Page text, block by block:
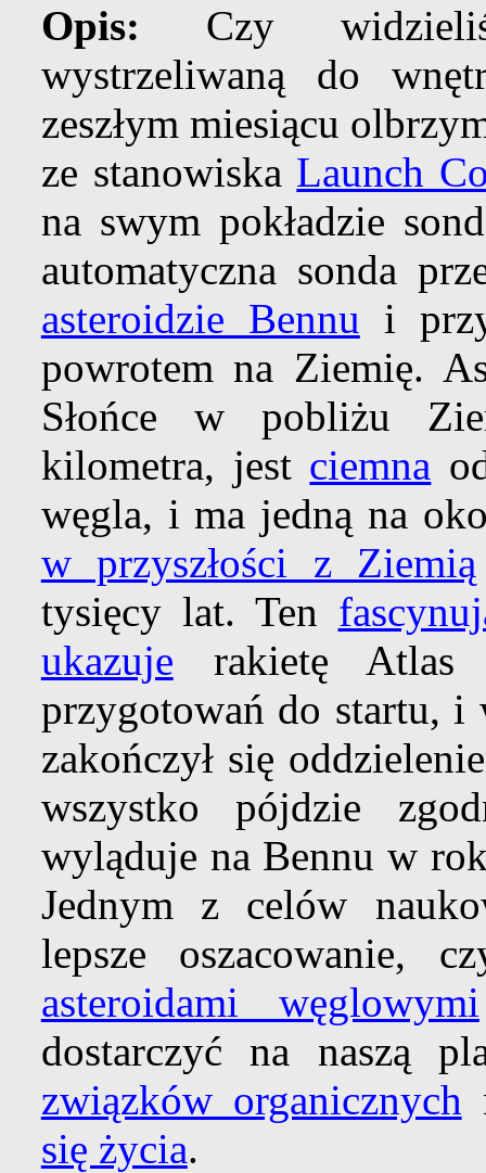
Opis: Czy
wystrzeliwaną do
zeszłym miesiącu
ze stanowiska Launch
na swym pokładzie
automatyczna sonda
asteroidzie Bennu i
powrotem na Ziemię.
Słońce w pobliżu
kilometra, jest ciemna
węgla, i ma jedną na
w przyszłości z Ziemią
tysięcy lat. Ten
ukazuje rakietę
przygotowań do startu, i
zakończył się
wszystko pójdzie
wyląduje na Bennu w
Jednym z celów
lepsze oszacowanie,
asteroidami węglowymi
dostarczyć na naszą
związków organicznych
się życia.